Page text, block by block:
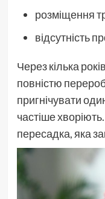
розміщення
відсутність
Через кілька
повністю
пригнічувати
частіше
пересадка, яка